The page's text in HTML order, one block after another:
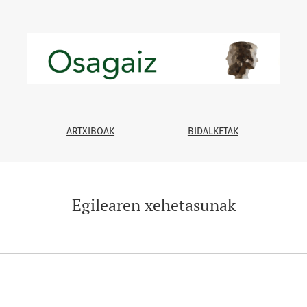
ARTXIBOAK BIDALKETAK
Egilearen xehetasunak